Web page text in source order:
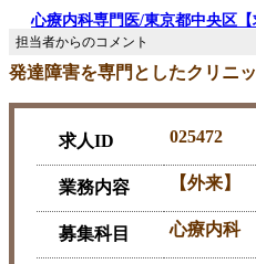
心療内科専門医/東京都中央区
発達障害を専門としたクリニッ
求人ID 025472
業務内容 【外来】
募集科目 心療内科